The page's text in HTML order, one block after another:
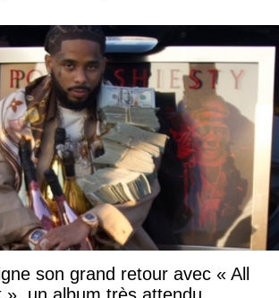
son grand retour avec « All